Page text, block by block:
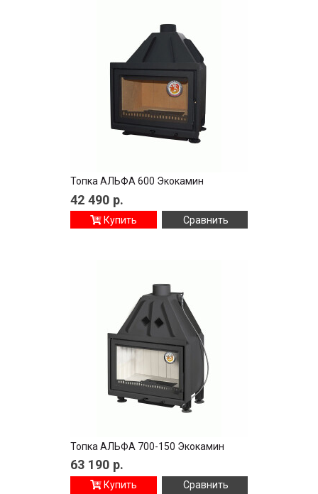
Топка АЛЬФА 600 Экокамин
42 490 р.
Купить Сравнить
Топка АЛЬФА 700-150 Экокамин
63 190 р.
Купить Сравнить